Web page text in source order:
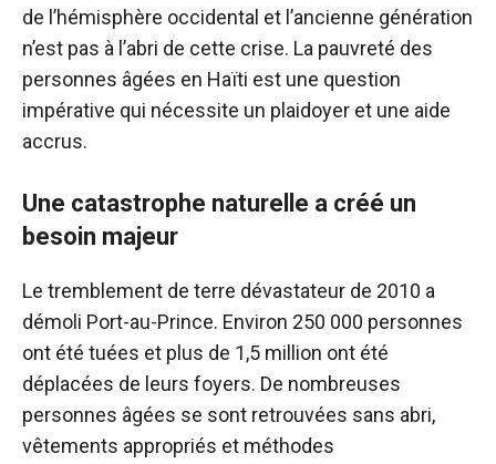
de l’hémisphère occidental et l’ancienne génération
n’est pas à l’abri de cette crise. La pauvreté des
personnes âgées en Haïti est une question
impérative qui nécessite un plaidoyer et une aide
accrus.
Une catastrophe naturelle a créé un
besoin majeur
Le tremblement de terre dévastateur de 2010 a
démoli Port-au-Prince. Environ 250 000 personnes
ont été tuées et plus de 1,5 million ont été
déplacées de leurs foyers. De nombreuses
personnes âgées se sont retrouvées sans abri,
vêtements appropriés et méthodes